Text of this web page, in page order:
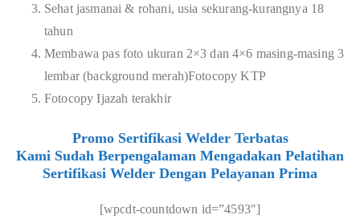
Sehat jasmanai & rohani, usia sekurang-kurangnya 18
tahun
Membawa pas foto ukuran 2×3 dan 4×6 masing-masing 3
lembar (background merah)Fotocopy KTP
Fotocopy Ijazah terakhir
Promo Sertifikasi Welder Terbatas
Kami Sudah Berpengalaman Mengadakan Pelatihan
Sertifikasi Welder Dengan Pelayanan Prima
[wpcdt-countdown id=”4593″]